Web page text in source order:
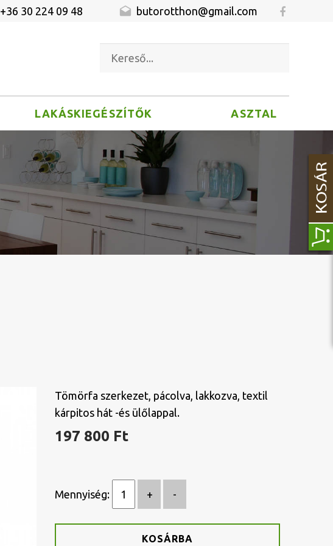
+36 30 224 09 48 butorotthon@gmail.com
LAKÁSKIEGÉSZÍTŐK ASZTAL
Tömörfa szerkezet, pácolva, lakkozva, textil
kárpitos hát -és ülőlappal.
197 800 Ft
Mennyiség:
KOSÁRBA